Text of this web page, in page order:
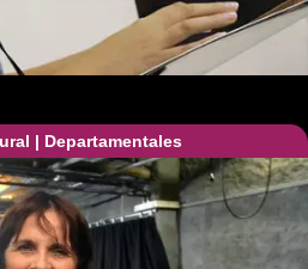
| Departamentales